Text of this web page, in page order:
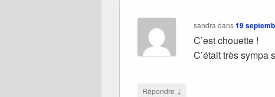
sandra dans19
C’est chouette !
C’était très sympa
Répondre ↓